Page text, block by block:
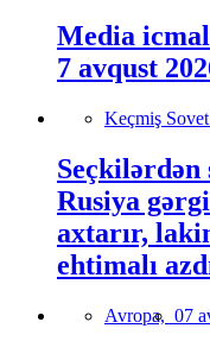
Media
7 avqust
Keçmiş Sovet
Seçkilərdən
Rusiya
axtarır,
ehtimalı
Avropa, 07